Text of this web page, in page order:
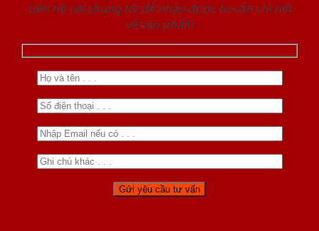
Liên hệ với chúng tôi để nhận được tư vấn chi tiết
về sản phẩm